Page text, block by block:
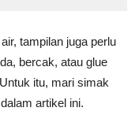
tampilan juga perlu
bercak, atau glue
itu, mari simak
artikel ini.